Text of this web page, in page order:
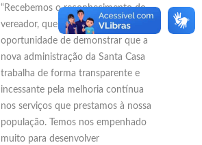
“Recebemos o reconhecimento do
vereador, que nos deu a
oportunidade de demonstrar que a
nova administração da Santa Casa
trabalha de forma transparente e
incessante pela melhoria contínua
nos serviços que prestamos à nossa
população. Temos nos empenhado
muito para desenvolver